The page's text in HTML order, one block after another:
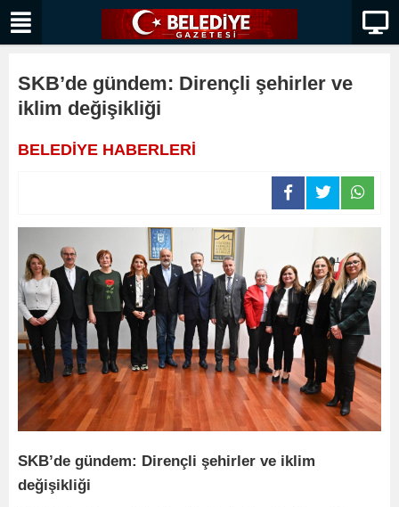
SKB’de gündem: Dirençli şehirler ve
iklim değişikliği
BELEDİYE HABERLERİ
SKB’de gündem: Dirençli şehirler ve iklim
değişikliği